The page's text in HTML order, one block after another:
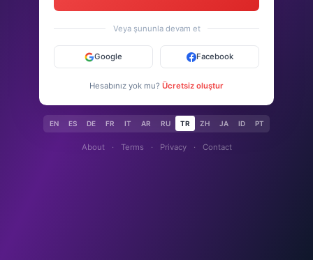
Veya şununla devam et
Google Facebook
Hesabınız yok mu? Ücretsiz oluştur
EN ES DE FR IT AR RU TR ZH JA ID PT
About · Terms · Privacy · Contact